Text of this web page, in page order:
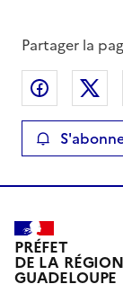
Partager la
Partager
PRÉFET
DE LA RÉGION
GUADELOUPE